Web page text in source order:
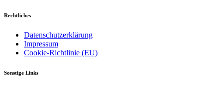
Rechtliches
Datenschutzerklärung
Impressum
Cookie-Richtlinie (EU)
Sonstige Links